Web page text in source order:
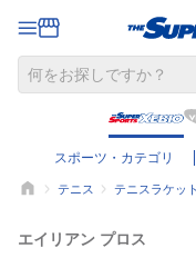
スポーツ・カテゴリ
テニス テニスラケッ
エイリアン プロス